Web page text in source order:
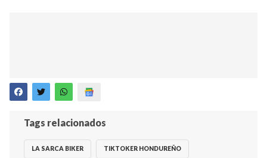
Tags relacionados
LA SARCA BIKER TIKTOKER HONDUREÑO